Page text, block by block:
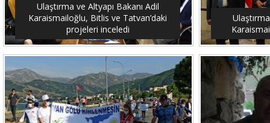
Ulaştırma ve Altyapı Bakanı Adil
Karaismailoğlu, Bitlis ve Tatvan’daki
projeleri inceledi